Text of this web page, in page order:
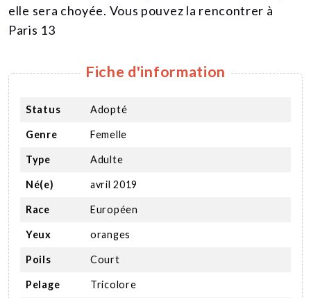
elle sera choyée. Vous pouvez la rencontrer à
Paris 13
Fiche d'information
Status Adopté
Genre Femelle
Type Adulte
Né(e) avril 2019
Race Européen
Yeux oranges
Poils Court
Pelage Tricolore